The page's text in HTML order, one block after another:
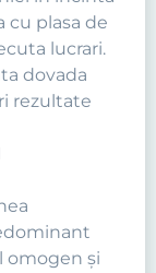
cu plasa de
lucrari.
dovada
rezultate
omogen şi